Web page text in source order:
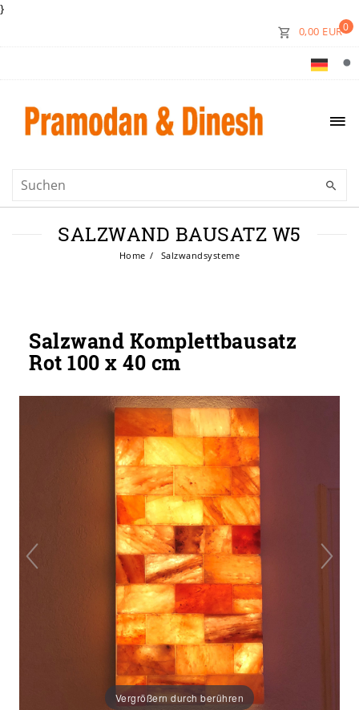
}
0
0,00 EUR
SALZWAND BAUSATZ W5
Home Salzwandsysteme
Salzwand Komplettbausatz
Rot 100 x 40 cm
Vergrößern durch berühren